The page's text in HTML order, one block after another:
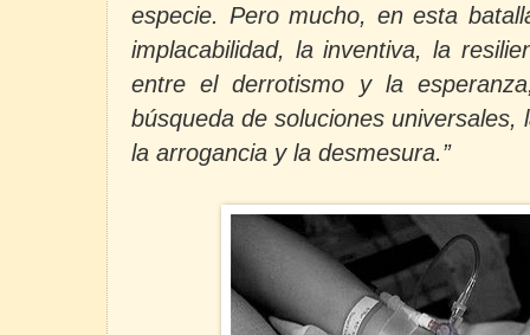
especie. Pero mucho, en esta
implacabilidad, la inventiva, la
entre el derrotismo y la
búsqueda de soluciones universales,
la arrogancia y la desmesura.”